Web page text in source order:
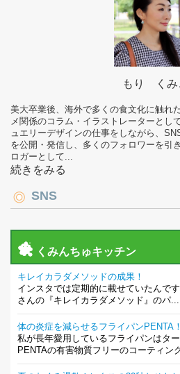
もり くみ
美大卒業後、海外で多くの食文化に触れ
メ関係のコラム・イラストレーターとし
ュエリーデザインの仕事をしながら、
を公開・発信し、多くのフォロワーを引
ロガーとして...
続きをみる
SNS
くみんちゅキッチン
キレイカラダメソッドの成果！
インスタでは定期的に載せていたんで
さんの『キレイカラダメソッド』のパ...
体の炎症を減らせるフライパンPENTA！
私が長年愛用しているフライパンはタ
PENTAの有害物質フリーのコーティン